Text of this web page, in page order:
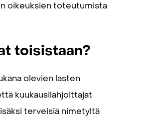
oikeuksien toteutumista
toisistaan?
olevien lasten
kuukausilahjoittajat
terveisiä nimetyltä